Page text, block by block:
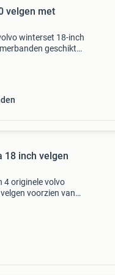
velgen met
winterset 18-inch
geschikt
18 inch velgen
4 originele volvo
voorzien van